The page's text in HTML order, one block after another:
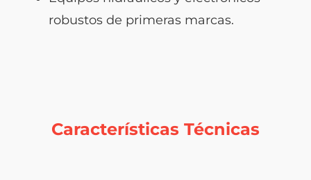
robustos de primeras marcas.
Características Técnicas